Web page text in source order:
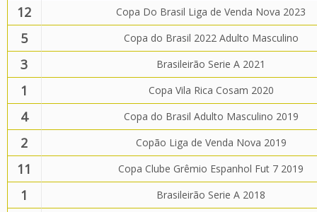
12 Copa Do Brasil Liga de Venda Nova 2023
5 Copa do Brasil 2022 Adulto Masculino
3 Brasileirão Serie A 2021
1 Copa Vila Rica Cosam 2020
4 Copa do Brasil Adulto Masculino 2019
2 Copão Liga de Venda Nova 2019
11 Copa Clube Grêmio Espanhol Fut 7 2019
1 Brasileirão Serie A 2018